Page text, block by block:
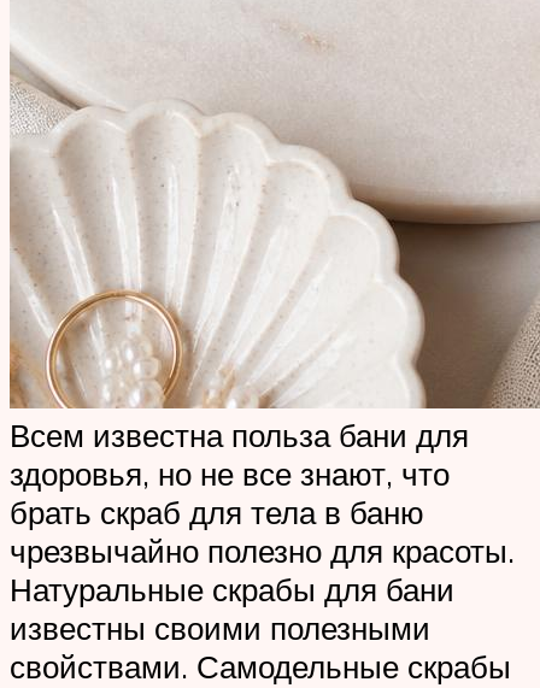
Всем известна польза бани для
здоровья, но не все знают, что
брать скраб для тела в баню
чрезвычайно полезно для красоты.
Натуральные скрабы для бани
известны своими полезными
свойствами. Самодельные скрабы